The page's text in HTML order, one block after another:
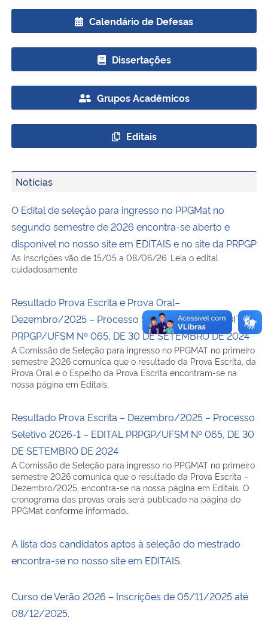
Advocacia-Geral da União
Planalto
Calendário de Defesas
Dissertações
Grupos Acadêmicos
Editais
Notícias
O Edital de seleção para ingresso no PPGMat no
segundo semestre de 2026 encontra-se aberto e
disponível no nosso site em EDITAIS e no site da PRPGP
As inscrições vão de 15/05 a 08/06/26. Leia o edital
cuidadosamente.
Resultado Prova Escrita e Prova Oral–
Dezembro/2025 – Processo Seletivo 2026-1 – EDITAL
PRPGP/UFSM Nº 065, DE 30 DE SETEMBRO DE 2024
A Comissão de Seleção para ingresso no PPGMAT no primeiro
semestre 2026 comunica que o resultado da Prova Escrita, da
Prova Oral e o Espelho da Prova Escrita encontram-se na
nossa página em Editais.
Resultado Prova Escrita – Dezembro/2025 – Processo
Seletivo 2026-1 – EDITAL PRPGP/UFSM Nº 065, DE 30
DE SETEMBRO DE 2024
A Comissão de Seleção para ingresso no PPGMAT no primeiro
semestre 2026 comunica que o resultado da Prova Escrita –
Dezembro/2025, encontra-se na nossa página em Editais. O
cronograma das provas orais será publicado na página do
PPGMat conforme informado…
A lista dos candidatos aptos à seleção do mestrado
encontra-se no nosso site em EDITAIS.
Curso de Verão 2026 – Inscrições de 05/11/2025 até
08/12/2025.